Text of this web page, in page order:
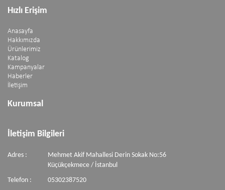
Hızlı Erişim
Anasayfa
Hakkımızda
Ürünlerimiz
Katalog
Kampanyalar
Haberler
İletişim
Kurumsal
İletişim Bilgileri
Adres :
Mehmet Akif Mahallesi Derin Sokak No:56
Küçükçekmece / İstanbul
Telefon :
05302387520